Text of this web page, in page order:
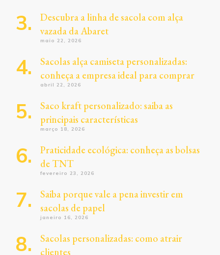
Descubra a linha de sacola com alça
vazada da Abaret
maio 22, 2026
Sacolas alça camiseta personalizadas:
conheça a empresa ideal para comprar
abril 22, 2026
Saco kraft personalizado: saiba as
principais características
março 18, 2026
Praticidade ecológica: conheça as bolsas
de TNT
fevereiro 23, 2026
Saiba porque vale a pena investir em
sacolas de papel
janeiro 16, 2026
Sacolas personalizadas: como atrair
clientes